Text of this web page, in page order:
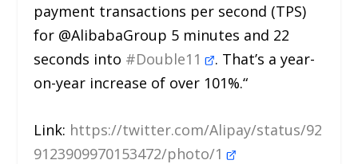
payment transactions per second (TPS)
for @AlibabaGroup 5 minutes and 22
seconds into #Double11
. That’s a year-
on-year increase of over 101%.“
Link: https://twitter.com/Alipay/status/92
9123909970153472/photo/1